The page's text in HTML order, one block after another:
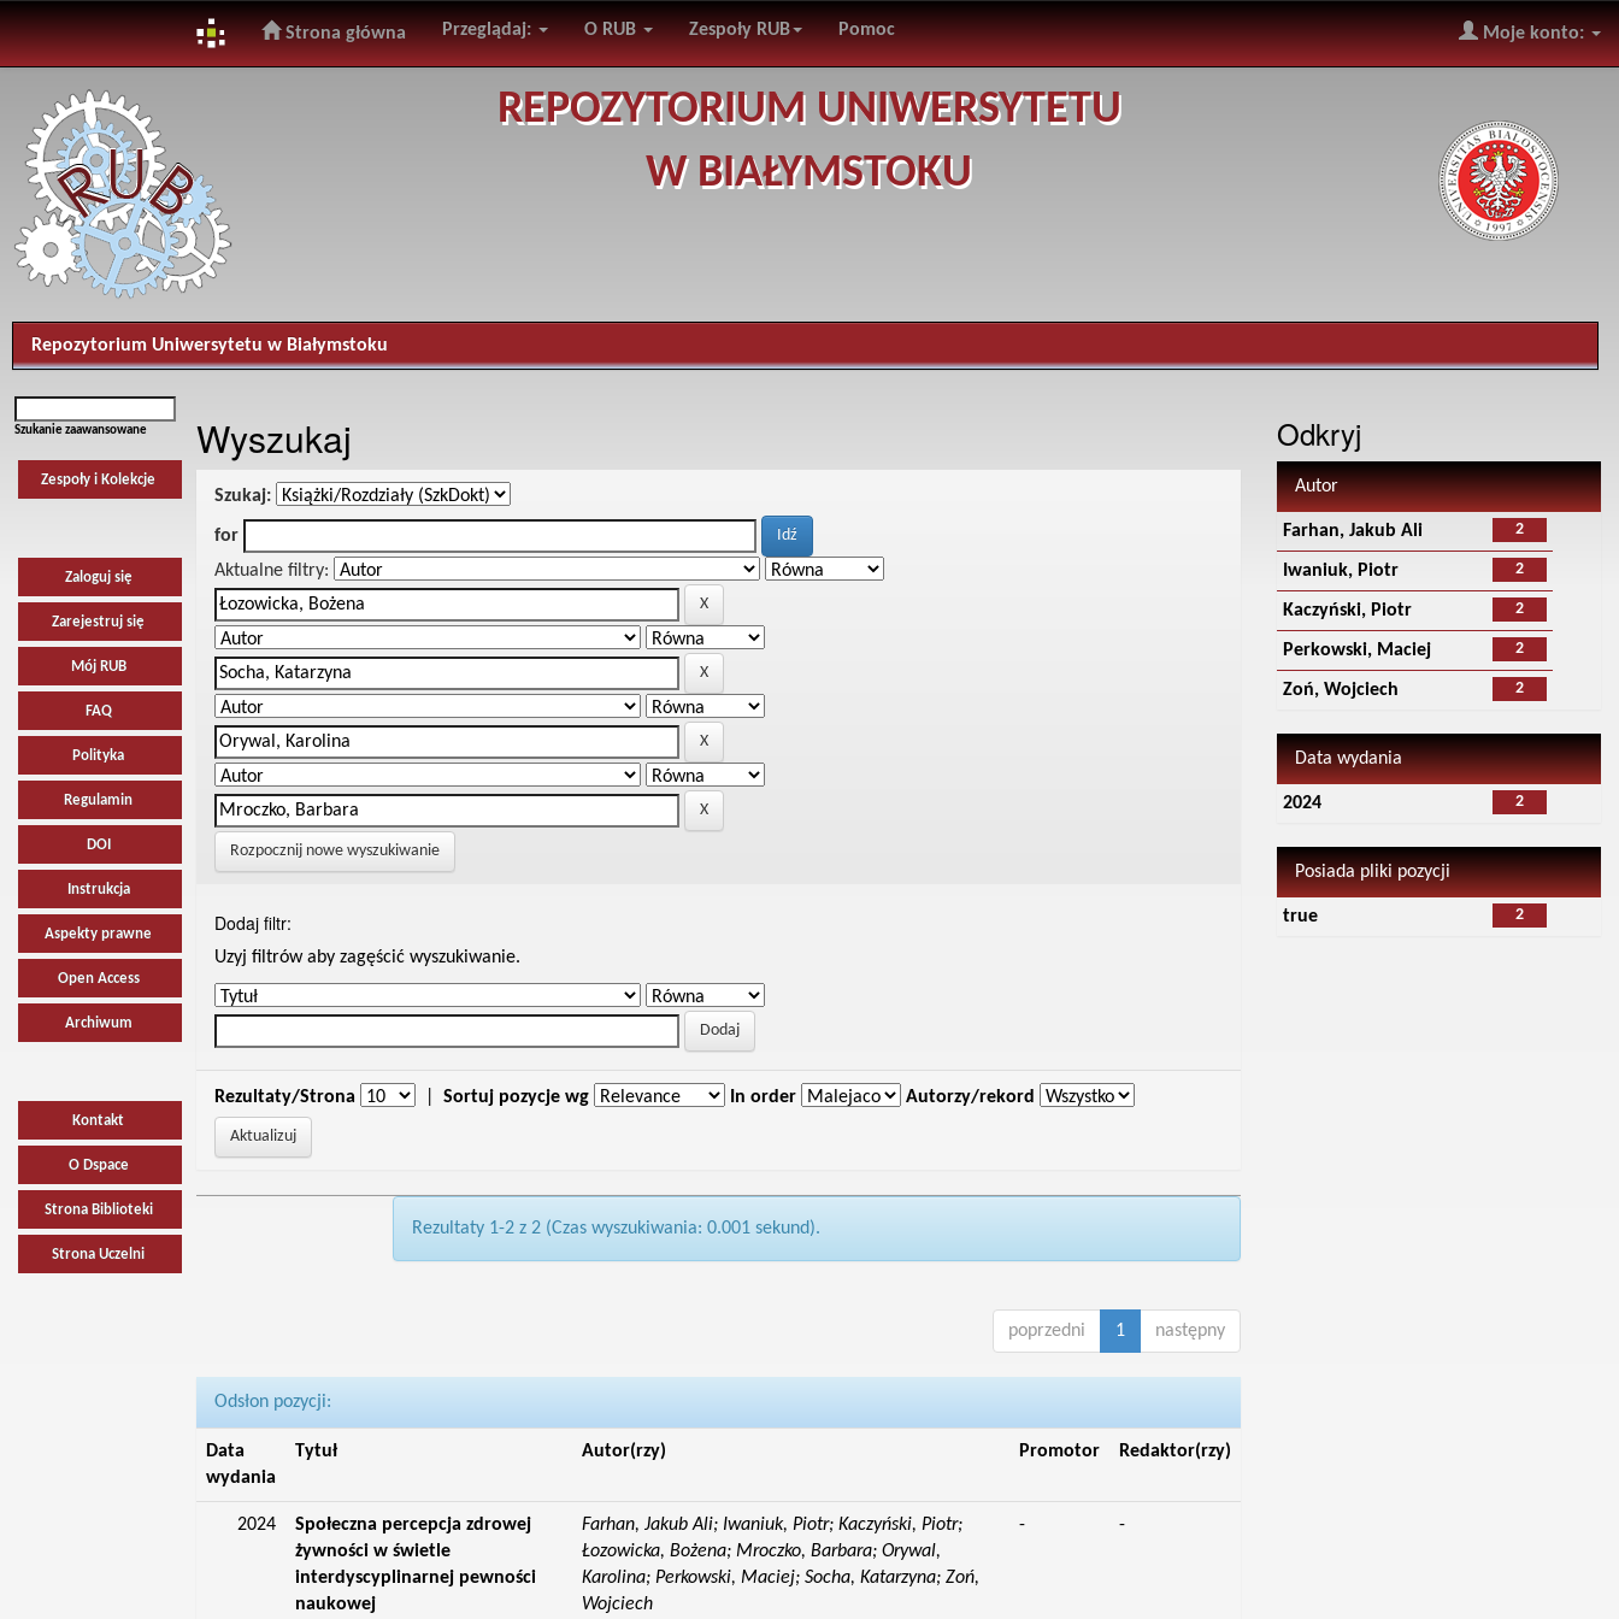
navigation
Strona główna Przeglądaj: O RUB Zespoły RUB Pomoc Moje konto:
REPOZYTORIUM UNIWERSYTETU
W BIAŁYMSTOKU
Repozytorium Uniwersytetu w Białymstoku
Szukanie zaawansowane
Zespoły i Kolekcje
Zaloguj się
Zarejestruj się
Mój RUB
FAQ
Polityka
Regulamin
DOI
Instrukcja
Aspekty prawne
Open Access
Archiwum
Kontakt
O Dspace
Strona Biblioteki
Strona Uczelni
Wyszukaj
Szukaj:
for
Aktualne filtry:
Rozpocznij nowe wyszukiwanie
Dodaj filtr:
Uzyj filtrów aby zagęścić wyszukiwanie.
Rezultaty/Strona Sortuj pozycje wg In order Autorzy/rekord
Rezultaty 1-2 z 2 (Czas wyszukiwania: 0.001 sekund).
poprzedni 1 następny
Odsłon pozycji:
Data
wydania
Tytuł Autor(rzy) Promotor Redaktor(rzy)
2024
Społeczna percepcja zdrowej
żywności w świetle
interdyscyplinarnej pewności
naukowej
Farhan, Jakub Ali; Iwaniuk, Piotr; Kaczyński, Piotr;
Łozowicka, Bożena; Mroczko, Barbara; Orywal,
Karolina; Perkowski, Maciej; Socha, Katarzyna; Zoń,
Wojciech
- -
Odkryj
Autor
2
Farhan, Jakub Ali
2
Iwaniuk, Piotr
2
Kaczyński, Piotr
2
Perkowski, Maciej
2
Zoń, Wojciech
Data wydania
2
2024
Posiada pliki pozycji
2
true